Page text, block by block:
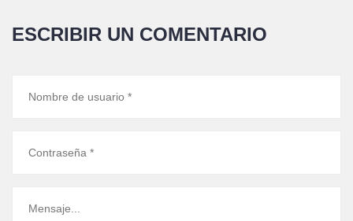
ESCRIBIR UN COMENTARIO